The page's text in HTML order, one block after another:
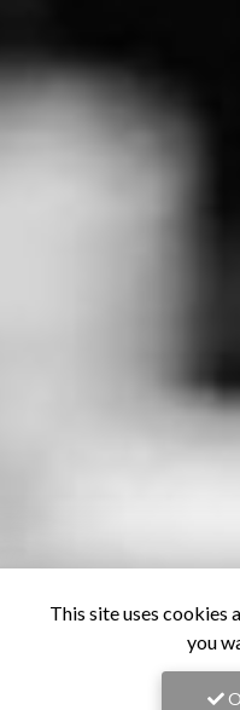
This site uses cookies
you